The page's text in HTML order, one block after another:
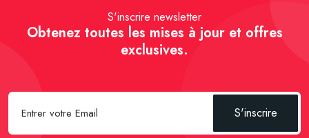
S'inscrire newsletter
Obtenez toutes les mises à jour et offres
exclusives.
S'inscrire